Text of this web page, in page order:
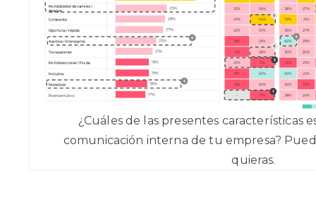
¿Cuáles de las presentes características
comunicación interna de tu empresa?
quieras.